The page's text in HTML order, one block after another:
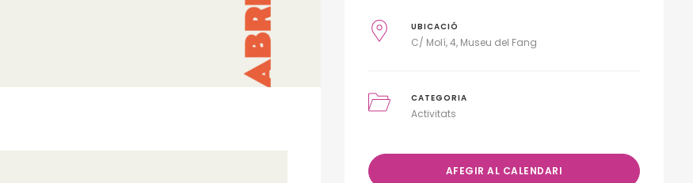
UBICACIÓ
C/ Molí, 4, Museu del Fang
CATEGORIA
Activitats
AFEGIR AL CALENDARI